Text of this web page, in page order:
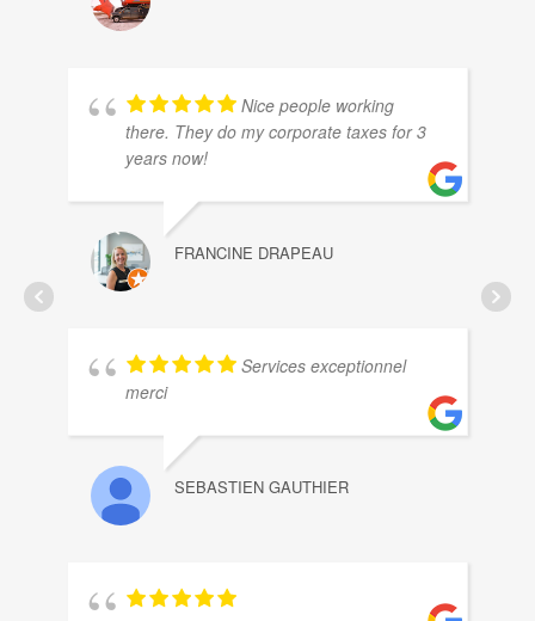
Nice people working
there. They do my corporate taxes for 3
years now!
FRANCINE DRAPEAU
Services exceptionnel
merci
SEBASTIEN GAUTHIER